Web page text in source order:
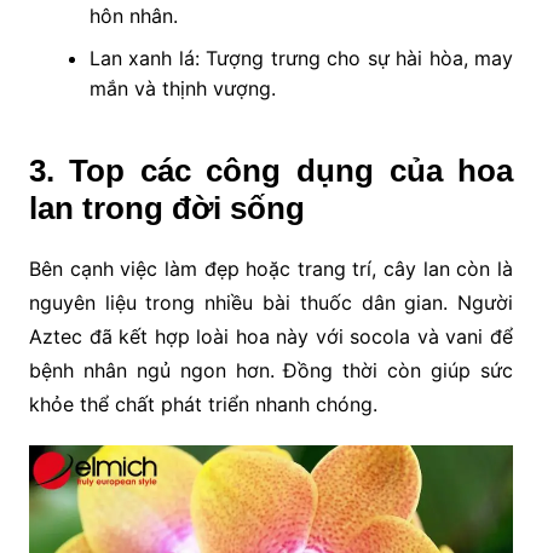
hôn nhân.
Lan xanh lá: Tượng trưng cho sự hài hòa, may
mắn và thịnh vượng.
3. Top các công dụng của hoa
lan trong đời sống
Bên cạnh việc làm đẹp hoặc trang trí, cây lan còn là
nguyên liệu trong nhiều bài thuốc dân gian. Người
Aztec đã kết hợp loài hoa này với socola và vani để
bệnh nhân ngủ ngon hơn. Đồng thời còn giúp sức
khỏe thể chất phát triển nhanh chóng.